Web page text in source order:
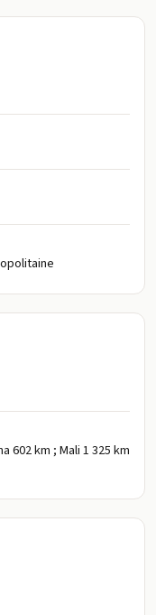
602 km ; Mali 1 325 km